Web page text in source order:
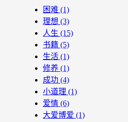
困难 (1)
理想 (3)
人生 (15)
书籍 (5)
生活 (1)
修养 (1)
成功 (4)
小道理 (1)
爱情 (6)
大爱博爱 (1)